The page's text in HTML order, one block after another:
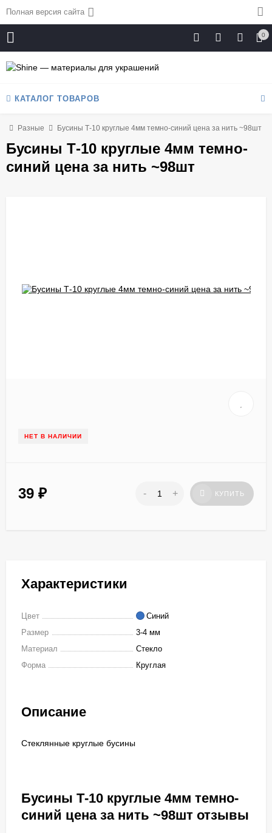
Полная версия сайта
0
КАТАЛОГ ТОВАРОВ
Разные Бусины Т-10 круглые 4мм темно-синий цена за нить ~98шт
Бусины Т-10 круглые 4мм темно-
синий цена за нить ~98шт
НЕТ В НАЛИЧИИ
39 ₽ - + КУПИТЬ
Характеристики
Цвет
Синий
Размер
3-4 мм
Материал
Стекло
Форма
Круглая
Описание
Стеклянные круглые бусины
Бусины Т-10 круглые 4мм темно-
синий цена за нить ~98шт отзывы